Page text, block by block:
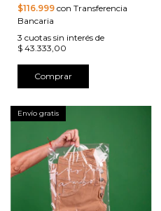
$116.999 con Transferencia
Bancaria
3 cuotas sin interés de
$ 43.333,00
Comprar
Envío gratis